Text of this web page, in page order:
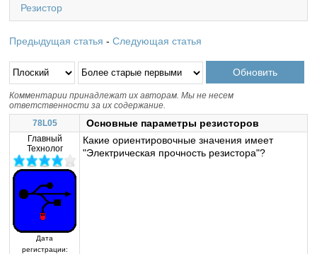
Резистор
Предыдущая статья -Следующая статья
Комментарии принадлежат их авторам. Мы не несем
ответственности за их содержание.
78L05
Основные параметры резисторов
Главный
Технолог
Дата
регистрации:
Какие ориентировочные значения имеет
"Электрическая прочность резистора"?